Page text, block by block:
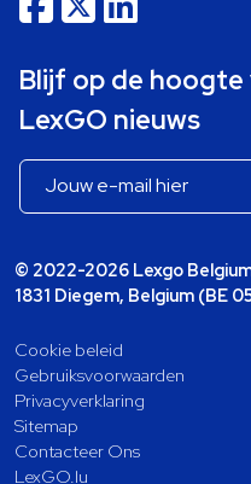
Blijf op de
LexGO nieuws
© 2022-2026 Lexgo
1831 Diegem, Belgium (BE
Cookie beleid
Gebruiksvoorwaarden
Privacyverklaring
Sitemap
Contacteer Ons
LexGO.lu